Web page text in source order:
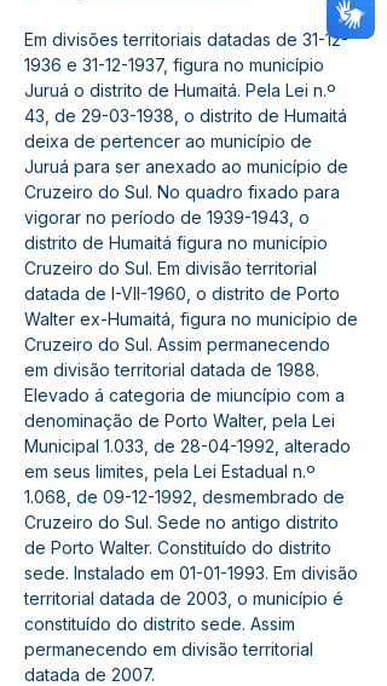
Em divisões territoriais datadas de 31-12-
1936 e 31-12-1937, figura no município
Juruá o distrito de Humaitá. Pela Lei n.º
43, de 29-03-1938, o distrito de Humaitá
deixa de pertencer ao município de
Juruá para ser anexado ao município de
Cruzeiro do Sul. No quadro fixado para
vigorar no período de 1939-1943, o
distrito de Humaitá figura no município
Cruzeiro do Sul. Em divisão territorial
datada de I-VII-1960, o distrito de Porto
Walter ex-Humaitá, figura no município de
Cruzeiro do Sul. Assim permanecendo
em divisão territorial datada de 1988.
Elevado á categoria de miuncípio com a
denominação de Porto Walter, pela Lei
Municipal 1.033, de 28-04-1992, alterado
em seus limites, pela Lei Estadual n.º
1.068, de 09-12-1992, desmembrado de
Cruzeiro do Sul. Sede no antigo distrito
de Porto Walter. Constituído do distrito
sede. Instalado em 01-01-1993. Em divisão
territorial datada de 2003, o município é
constituído do distrito sede. Assim
permanecendo em divisão territorial
datada de 2007.